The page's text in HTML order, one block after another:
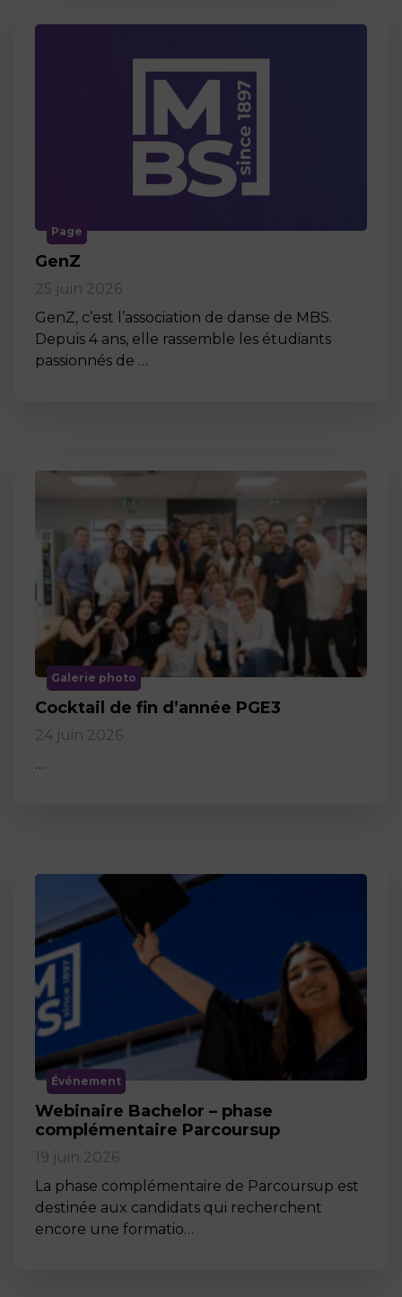
Page
GenZ
25 juin 2026
GenZ, c’est l’association de danse de MBS.
Depuis 4 ans, elle rassemble les étudiants
passionnés de …
Galerie photo
Cocktail de fin d’année PGE3
24 juin 2026
…
Événement
Webinaire Bachelor – phase
complémentaire Parcoursup
19 juin 2026
La phase complémentaire de Parcoursup est
destinée aux candidats qui recherchent
encore une formatio…